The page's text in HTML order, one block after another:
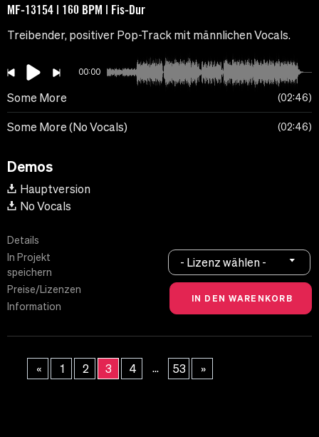
MF-13154 | 160 BPM | Fis-Dur
Treibender, positiver Pop-Track mit männlichen Vocals.
00:00
Some More 02:46
Some More (No Vocals) 02:46
Demos
Hauptversion
No Vocals
Details
In Projekt
speichern
Preise/Lizenzen
Information
- Lizenz wählen -
« 1 2 3 4 ... 53 »